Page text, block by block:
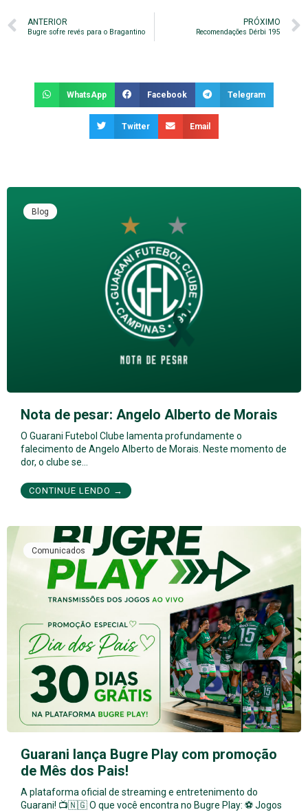
ANTERIOR
Bugre sofre revés para o Bragantino
PRÓXIMO
Recomendações Dérbi 195
WhatsApp Facebook Telegram
Twitter Email
Blog
Nota de pesar: Angelo Alberto de Morais
O Guarani Futebol Clube lamenta profundamente o
falecimento de Angelo Alberto de Morais. Neste momento de
dor, o clube se…
CONTINUE LENDO →
Comunicados
Guarani lança Bugre Play com promoção
de Mês dos Pais!
A plataforma oficial de streaming e entretenimento do
Guarani! 📺🇳🇬 O que você encontra no Bugre Play: ⚽ Jogos